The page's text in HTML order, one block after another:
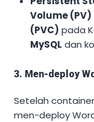
Volume (PV)
(PVC) pada
MySQL dan
3. Men-deploy
Setelah
men-deploy